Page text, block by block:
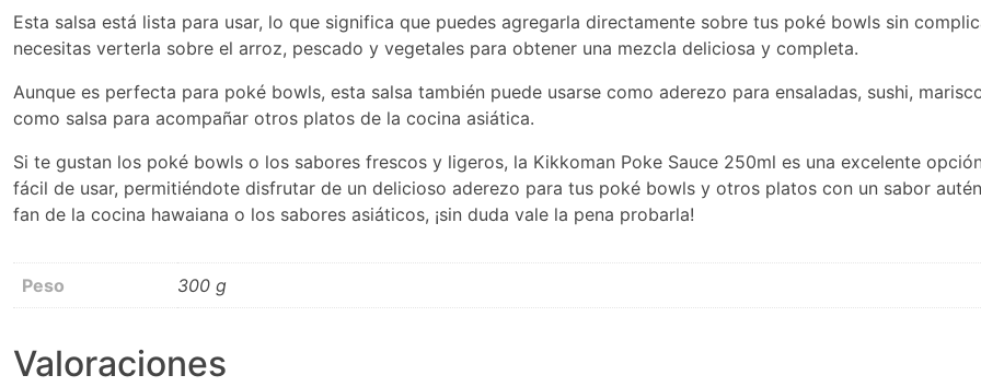
Esta salsa está lista para usar, lo que significa que puedes agregarla directamente sobre tus poké bowls sin
necesitas verterla sobre el arroz, pescado y vegetales para obtener una mezcla deliciosa y completa.
Aunque es perfecta para poké bowls, esta salsa también puede usarse como aderezo para ensaladas, sushi,
como salsa para acompañar otros platos de la cocina asiática.
Si te gustan los poké bowls o los sabores frescos y ligeros, la Kikkoman Poke Sauce 250ml es una excelente
fácil de usar, permitiéndote disfrutar de un delicioso aderezo para tus poké bowls y otros platos con un sabor
fan de la cocina hawaiana o los sabores asiáticos, ¡sin duda vale la pena probarla!
Peso 300 g
Valoraciones